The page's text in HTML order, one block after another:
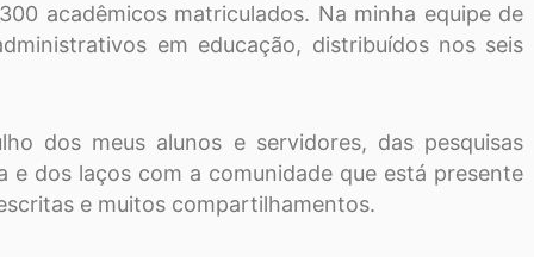
acadêmicos matriculados. Na minha equipe de
em educação, distribuídos nos seis
dos meus alunos e servidores, das pesquisas
dos laços com a comunidade que está presente
e muitos compartilhamentos.